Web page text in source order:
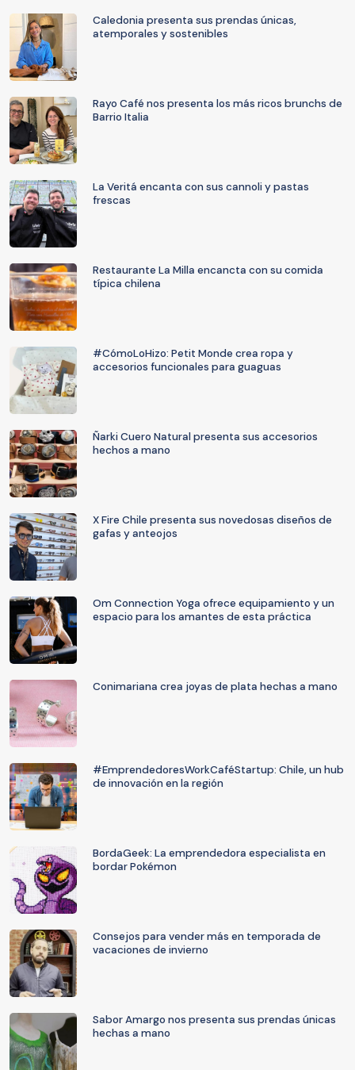
Caledonia presenta sus prendas únicas,
atemporales y sostenibles
Rayo Café nos presenta los más ricos brunchs de
Barrio Italia
La Veritá encanta con sus cannoli y pastas
frescas
Restaurante La Milla encancta con su comida
típica chilena
#CómoLoHizo: Petit Monde crea ropa y
accesorios funcionales para guaguas
Ñarki Cuero Natural presenta sus accesorios
hechos a mano
X Fire Chile presenta sus novedosas diseños de
gafas y anteojos
Om Connection Yoga ofrece equipamiento y un
espacio para los amantes de esta práctica
Conimariana crea joyas de plata hechas a mano
#EmprendedoresWorkCaféStartup: Chile, un hub
de innovación en la región
BordaGeek: La emprendedora especialista en
bordar Pokémon
Consejos para vender más en temporada de
vacaciones de invierno
Sabor Amargo nos presenta sus prendas únicas
hechas a mano